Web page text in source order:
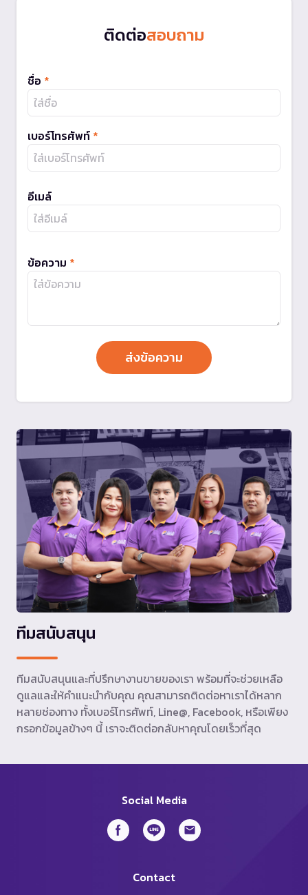
ติดต่อสอบถาม
ชื่อ *
เบอร์โทรศัพท์ *
อีเมล์
ข้อความ *
ทีมสนับสนุน
ทีมสนับสนุนและที่ปรึกษางานขายของเรา พร้อมที่จะช่วยเหลือ
ดูแลและให้คำแนะนำกับคุณ คุณสามารถติดต่อหาเราได้หลาก
หลายช่องทาง ทั้งเบอร์โทรศัพท์, Line@, Facebook, หรือเพียง
กรอกข้อมูลข้างๆ นี้ เราจะติดต่อกลับหาคุณโดยเร็วที่สุด
Social Media
Contact